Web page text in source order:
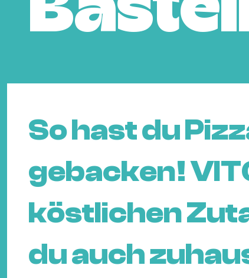
So hast du
gebacken!
köstlichen
du auch